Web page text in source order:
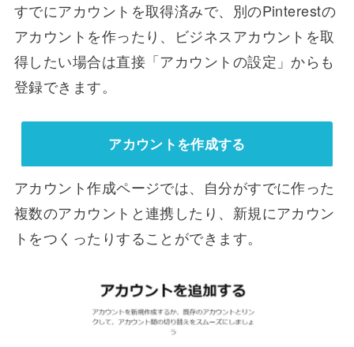
すでにアカウントを取得済みで、別のPinterestの
アカウントを作ったり、ビジネスアカウントを取
得したい場合は直接「アカウントの設定」からも
登録できます。
アカウントを作成する
アカウント作成ページでは、自分がすでに作った
複数のアカウントと連携したり、新規にアカウン
トをつくったりすることができます。